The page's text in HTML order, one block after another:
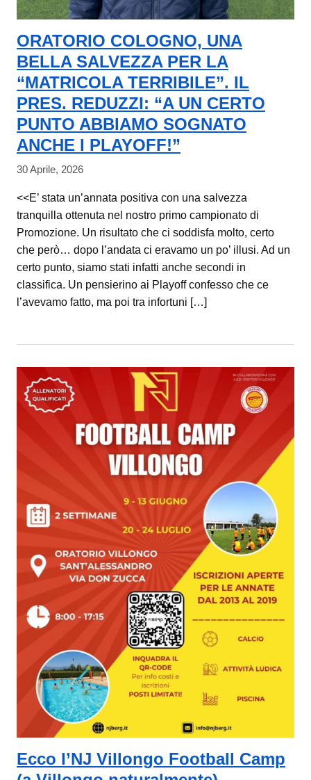
ORATORIO COLOGNO, UNA
BELLA SALVEZZA PER LA
“MATRICOLA TERRIBILE”. IL
PRES. REDUZZI: “A UN CERTO
PUNTO ABBIAMO SOGNATO
ANCHE I PLAYOFF!”
30 Aprile, 2026
<<E’ stata un’annata positiva con una salvezza
tranquilla ottenuta nel nostro primo campionato di
Promozione. Un risultato che ci soddisfa molto, certo
che però… dopo l’andata ci eravamo un po’ illusi. Ad un
certo punto, siamo stati infatti anche secondi in
classifica. Un pensierino ai Playoff confesso che ce
l’avevamo fatto, ma poi tra infortuni […]
Ecco l’NJ Villongo Football Camp